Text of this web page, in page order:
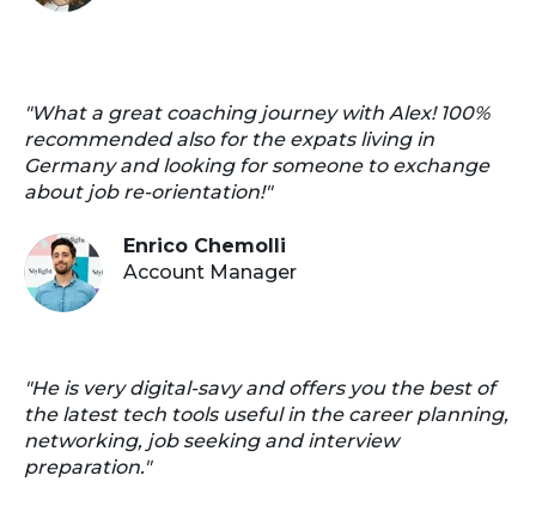
"What a great coaching journey with Alex! 100%
recommended also for the expats living in
Germany and looking for someone to exchange
about job re-orientation!"
Enrico Chemolli
Account Manager
"He is very digital-savy and offers you the best of
the latest tech tools useful in the career planning,
networking, job seeking and interview
preparation."